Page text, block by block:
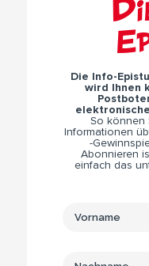
Die Info-
wird Ihnen
So können
Informationen
-
Abonnieren
einfach das